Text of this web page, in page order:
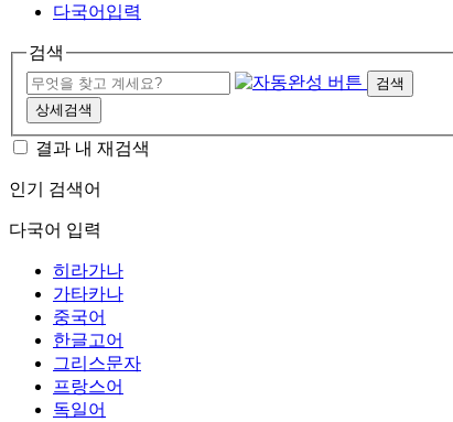
다국어입력
검색
검색
상세검색
결과 내 재검색
인기 검색어
다국어 입력
히라가나
가타카나
중국어
한글고어
그리스문자
프랑스어
독일어